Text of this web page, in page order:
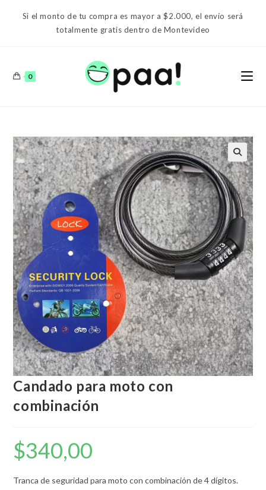
Si el monto de tu compra es mayor a $2.000, el envío será
totalmente gratis dentro de Montevideo
0
Candado para moto con
combinación
$340,00
Tranca de seguridad para moto con combinación de 4 dígitos.